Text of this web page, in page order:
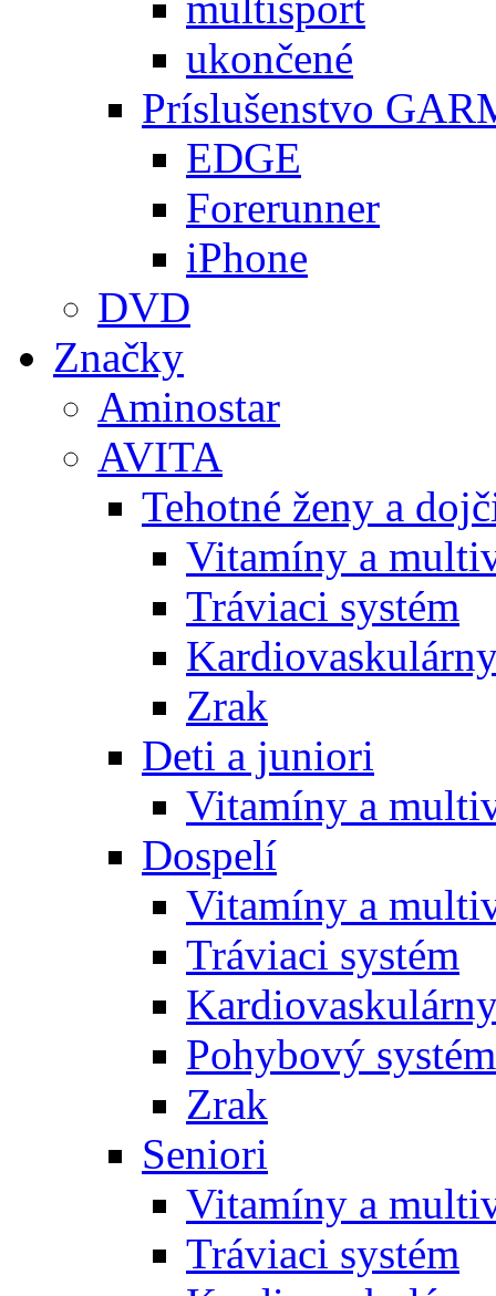
ukončené
Príslušenstvo
EDGE
Forerunner
iPhone
DVD
Značky
Aminostar
AVITA
Tehotné ženy a
Vitamíny a
Tráviaci systém
Zrak
Deti a juniori
Vitamíny a
Dospelí
Vitamíny a
Tráviaci systém
Pohybový systém
Zrak
Seniori
Vitamíny a
Tráviaci systém